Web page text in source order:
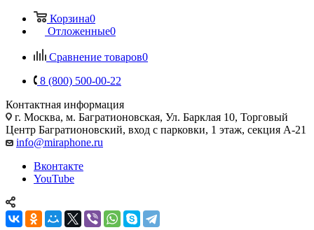
Корзина0
Отложенные0
Сравнение товаров0
8 (800) 500-00-22
Контактная информация
г. Москва, м. Багратионовская, Ул. Барклая 10, Торговый
Центр Багратионовский, вход с парковки, 1 этаж, секция А-21
info@miraphone.ru
Вконтакте
YouTube